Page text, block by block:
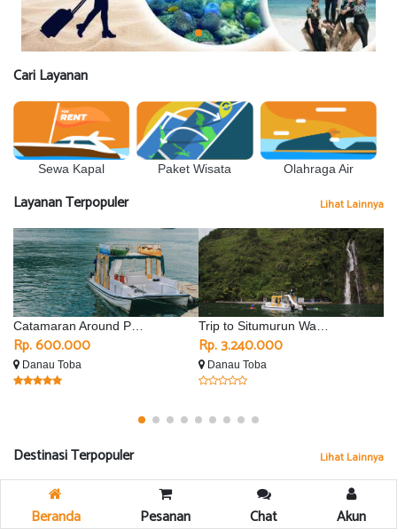
Cari Layanan
Sewa Kapal Paket Wisata Olahraga Air
Layanan Terpopuler Lihat Lainnya
Rp. 600.000
Danau Toba
Rp. 3.240.000
Danau Toba
Destinasi Terpopuler Lihat Lainnya
Beranda Pesanan Chat Akun